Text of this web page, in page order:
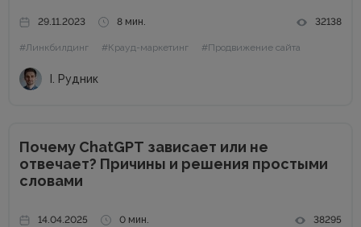
Сайты можно продвигать множеством способов, среди
которых есть и PBN. При этом PBN разделяются...
29.11.2023 8 мин. 32138
#Линкбилдинг #Крауд-маркетинг #Продвижение сайта
І. Рудник
Почему ChatGPT зависает или не
отвечает? Причины и решения простыми
словами
14.04.2025 0 мин. 38295